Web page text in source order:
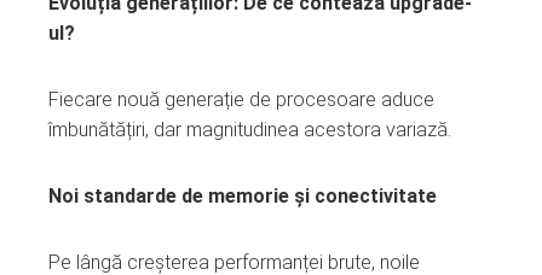
ul?
Fiecare nouă generație de procesoare aduce
îmbunătățiri, dar magnitudinea acestora variază.
Noi standarde de memorie și conectivitate
Pe lângă creșterea performanței brute, noile